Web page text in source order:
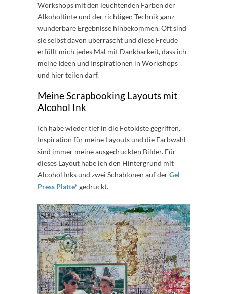
Workshops mit den leuchtenden Farben der
Alkoholtinte und der richtigen Technik ganz
wunderbare Ergebnisse hinbekommen. Oft sind
sie selbst davon überrascht und diese Freude
erfüllt mich jedes Mal mit Dankbarkeit, dass ich
meine Ideen und Inspirationen in Workshops
und hier teilen darf.
Meine Scrapbooking Layouts mit
Alcohol Ink
Ich habe wieder tief in die Fotokiste gegriffen.
Inspiration für meine Layouts und die Farbwahl
sind immer meine ausgedruckten Bilder. Für
dieses Layout habe ich den Hintergrund mit
Alcohol Inks und zwei Schablonen auf derGel
Press Platte* gedruckt.